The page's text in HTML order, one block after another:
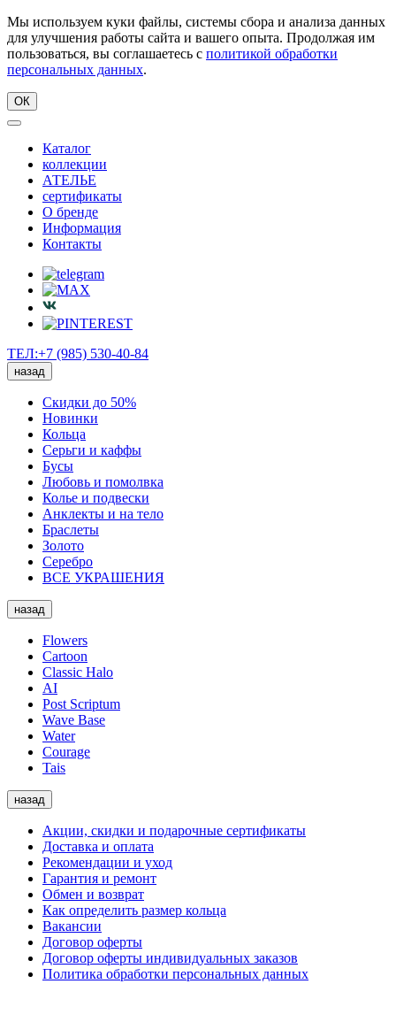
Мы используем куки файлы, системы сбора и анализа данных
для улучшения работы сайта и вашего опыта. Продолжая им
пользоваться, вы соглашаетесь с политикой обработки
персональных данных.
ОК
Каталог
коллекции
АТЕЛЬЕ
сертификаты
О бренде
Информация
Контакты
ТЕЛ:+7 (985) 530-40-84
назад
Скидки до 50%
Новинки
Кольца
Серьги и каффы
Бусы
Любовь и помолвка
Колье и подвески
Анклекты и на тело
Браслеты
Золото
Серебро
ВСЕ УКРАШЕНИЯ
назад
Flowers
Cartoon
Classic Halo
AI
Post Scriptum
Wave Base
Water
Courage
Tais
назад
Акции, скидки и подарочные сертификаты
Доставка и оплата
Рекомендации и уход
Гарантия и ремонт
Обмен и возврат
Как определить размер кольца
Вакансии
Договор оферты
Договор оферты индивидуальных заказов
Политика обработки персональных данных